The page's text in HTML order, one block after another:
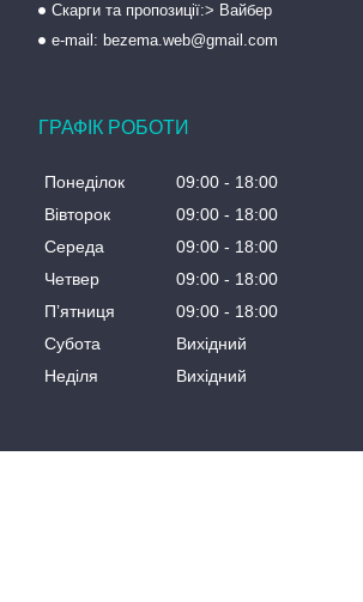
Скарги та пропозиції:> Вайбер
e-mail: bezema.web@gmail.com
ГРАФІК РОБОТИ
Понеділок 09:00
18:00
Вівторок
09:00
18:00
Середа
09:00
18:00
Четвер
09:00
18:00
Пʼятниця
09:00
18:00
Субота
Вихідний
Неділя
Вихідний